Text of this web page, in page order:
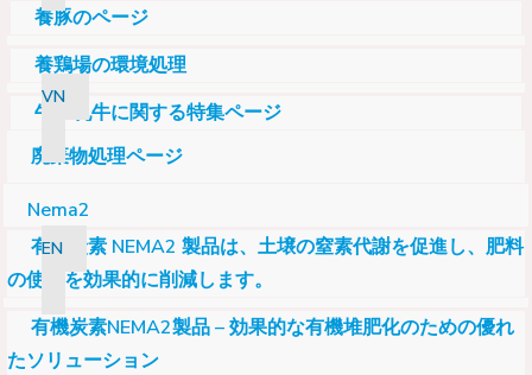
VN
EN
養豚のページ
養鶏場の環境処理
牛、乳牛に関する特集ページ
廃棄物処理ページ
Nema2
有機炭素 NEMA2 製品は、土壌の窒素代謝を促進し、肥料
の使用を効果的に削減します。
有機炭素NEMA2製品 – 効果的な有機堆肥化のための優れ
たソリューション